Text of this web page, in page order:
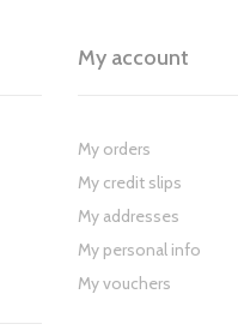
My account
My orders
My credit slips
My addresses
My personal info
My vouchers